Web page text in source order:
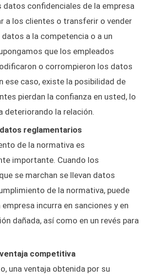
datos confidenciales de la empresa
a los clientes o transferir o vender
a la competencia o a un
que los empleados
o corrompieron los datos
ese caso, existe la posibilidad de
pierdan la confianza en usted, lo
deteriorando la relación.
reglamentarios
de la normativa es
importante. Cuando los
se marchan se llevan datos
de la normativa, puede
empresa incurra en sanciones y en
dañada, así como en un revés para
competitiva
una ventaja obtenida por su